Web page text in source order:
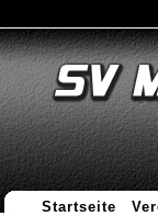
Startseite